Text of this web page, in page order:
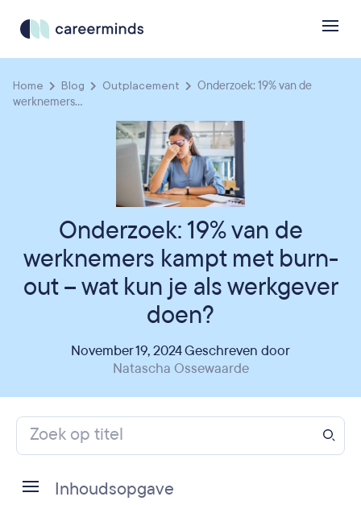
Home Blog Outplacement
Onderzoek: 19% van de
werknemers...
Onderzoek: 19% van de
werknemers kampt met burn-
out – wat kun je als werkgever
doen?
November 19, 2024 Geschreven door
Natascha Ossewaarde
Inhoudsopgave